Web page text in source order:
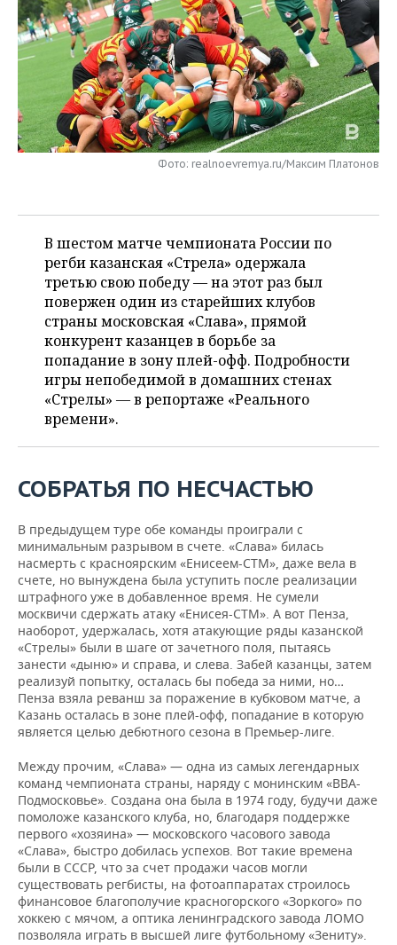
НЕФТЕХИМИЯ
НЕФТЬ
ЭНЕРГЕТИКА
РОЗНИЧНАЯ ТОРГОВЛЯ
ТРАНСПОРТ
УСЛУГИ
НОВОСТИ ТЕХНОЛОГИЙ
МЕДИА
ТЕЛЕКОММУНИКАЦИИ
МЕРОПРИЯТИЯ
НОВОСТИ МЕРОПРИЯТИЙ
ВЫЕЗДНАЯ РЕДАКЦИЯ
БИЗНЕС-БРАНЧИ
ОТКРЫТАЯ ЛЕКЦИЯ
НОВОСТИ СПОРТА
ФУТБОЛ
БАСКЕТБОЛ
ВОЛЕЙБОЛ
КИБЕРСПОРТ
ФИГУРНОЕ КАТАНИЕ
ВОДНЫЕ ВИДЫ СПОРТА
ОБЩЕСТВО
НОВОСТИ ОБЩЕСТВА
ИНФРАСТРУКТУРА
ИСТОРИЯ
КУЛЬТУРА
МЕДИЦИНА
ОБРАЗОВАНИЕ
ФОТОГАЛЕРЕЯ
СПРАВОЧНИК
СПИСОК ПЕРСОН
СПИСОК КОМПАНИЙ
ПОЛНАЯ ВЕРСИЯ
Фото: realnoevremya.ru/Максим Платонов
В шестом матче чемпионата России по
регби казанская «Стрела» одержала
третью свою победу — на этот раз был
повержен один из старейших клубов
страны московская «Слава», прямой
конкурент казанцев в борьбе за
попадание в зону плей-офф. Подробности
игры непобедимой в домашних стенах
«Стрелы» — в репортаже «Реального
времени».
СОБРАТЬЯ ПО НЕСЧАСТЬЮ
В предыдущем туре обе команды проиграли с
минимальным разрывом в счете. «Слава» билась
насмерть с красноярским «Енисеем-СТМ», даже вела в
счете, но вынуждена была уступить после реализации
штрафного уже в добавленное время. Не сумели
москвичи сдержать атаку «Енисея-СТМ». А вот Пенза,
наоборот, удержалась, хотя атакующие ряды казанской
«Стрелы» были в шаге от зачетного поля, пытаясь
занести «дыню» и справа, и слева. Забей казанцы, затем
реализуй попытку, осталась бы победа за ними, но…
Пенза взяла реванш за поражение в кубковом матче, а
Казань осталась в зоне плей-офф, попадание в которую
является целью дебютного сезона в Премьер-лиге.
Между прочим, «Слава» — одна из самых легендарных
команд чемпионата страны, наряду с монинским «ВВА-
Подмосковье». Создана она была в 1974 году, будучи даже
помоложе казанского клуба, но, благодаря поддержке
первого «хозяина» — московского часового завода
«Слава», быстро добилась успехов. Вот такие времена
были в СССР, что за счет продажи часов могли
существовать регбисты, на фотоаппаратах строилось
финансовое благополучие красногорского «Зоркого» по
хоккею с мячом, а оптика ленинградского завода ЛОМО
позволяла играть в высшей лиге футбольному «Зениту».